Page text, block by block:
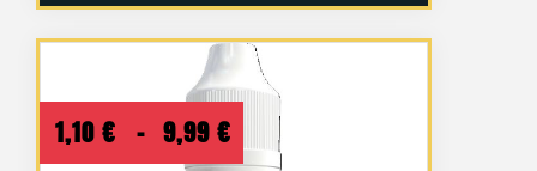
1,10 € – 9,99 €
Plage